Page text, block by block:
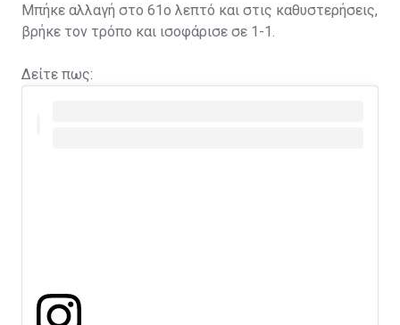
Μπήκε αλλαγή στο 61ο λεπτό και στις καθυστερήσεις,
βρήκε τον τρόπο και ισοφάρισε σε 1-1.
Δείτε πως: